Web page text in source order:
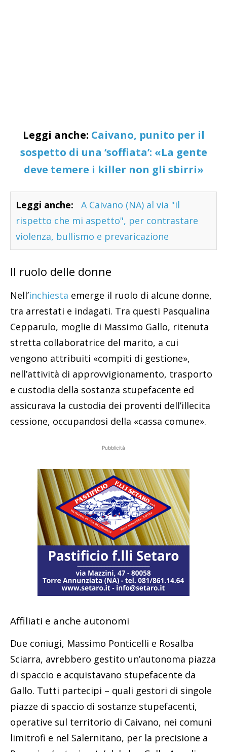
Leggi anche: Caivano, punito per il
sospetto di una ‘soffiata’: «La gente
deve temere i killer non gli sbirri»
Leggi anche:
A Caivano (NA) al via "il
rispetto che mi aspetto", per contrastare
violenza, bullismo e prevaricazione
Il ruolo delle donne
Nell’inchiesta emerge il ruolo di alcune donne,
tra arrestati e indagati. Tra questi Pasqualina
Cepparulo, moglie di Massimo Gallo, ritenuta
stretta collaboratrice del marito, a cui
vengono attribuiti «compiti di gestione»,
nell’attività di approvvigionamento, trasporto
e custodia della sostanza stupefacente ed
assicurava la custodia dei proventi dell’illecita
cessione, occupandosi della «cassa comune».
Pubblicità
Affiliati e anche autonomi
Due coniugi, Massimo Ponticelli e Rosalba
Sciarra, avrebbero gestito un’autonoma piazza
di spaccio e acquistavano stupefacente da
Gallo. Tutti partecipi – quali gestori di singole
piazze di spaccio di sostanze stupefacenti,
operative sul territorio di Caivano, nei comuni
limitrofi e nel Salernitano, per la precisione a